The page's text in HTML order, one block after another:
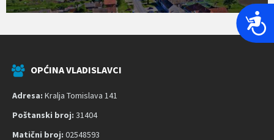
P
r
OPĆINA VLADISLAVCI
Adresa: Kralja Tomislava 141
Poštanski broj: 31404
Matični broj: 02548593